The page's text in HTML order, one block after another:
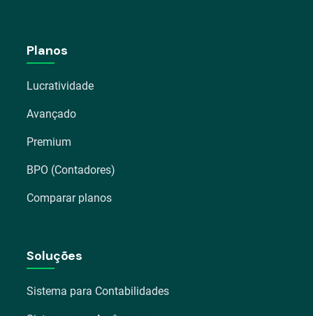
Planos
Lucratividade
Avançado
Premium
BPO (Contadores)
Comparar planos
Soluções
Sistema para Contabilidades